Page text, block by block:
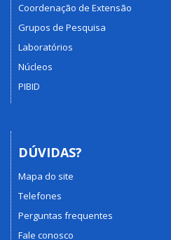
Coordenação de Extensão
Grupos de Pesquisa
Laboratórios
Núcleos
PIBID
DÚVIDAS?
Mapa do site
Telefones
Perguntas frequentes
Fale conosco